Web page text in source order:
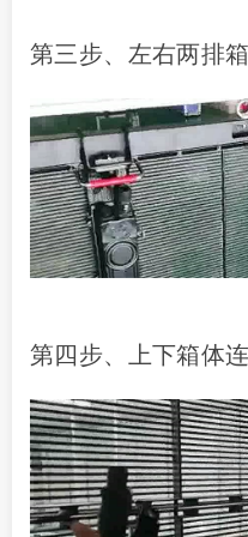
第三步、左右两排
第四步、上下箱体